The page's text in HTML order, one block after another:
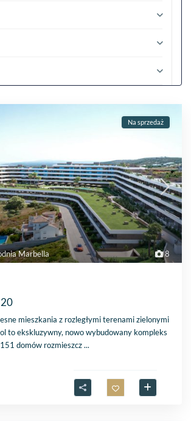
8
Marbella
Na sprzedaż
mieszkania z rozległymi terenami zielonymi
to ekskluzywny, nowo wybudowany kompleks
151 domów rozmieszcz...